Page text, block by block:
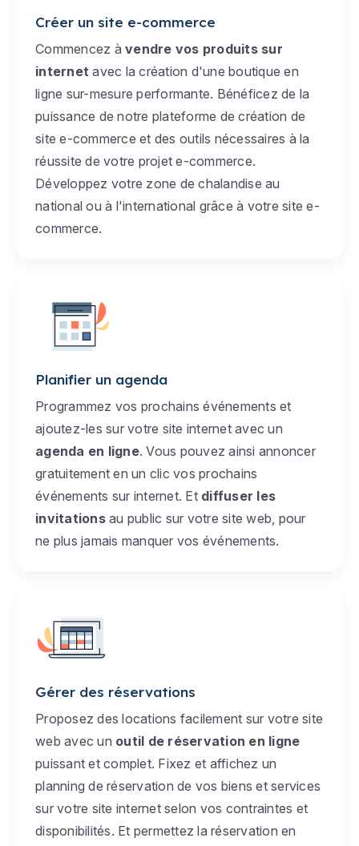
Créer un site e-commerce
Commencez à vendre vos produits sur
internet avec la création d'une boutique en
ligne sur-mesure performante. Bénéficez de la
puissance de notre plateforme de création de
site e-commerce et des outils nécessaires à la
réussite de votre projet e-commerce.
Développez votre zone de chalandise au
national ou à l'international grâce à votre site e-
commerce.
Planifier un agenda
Programmez vos prochains événements et
ajoutez-les sur votre site internet avec un
agenda en ligne. Vous pouvez ainsi annoncer
gratuitement en un clic vos prochains
événements sur internet. Et diffuser les
invitationsau public sur votre site web, pour
ne plus jamais manquer vos événements.
Gérer des réservations
Proposez des locations facilement sur votre site
web avec un outil de réservation en ligne
puissant et complet. Fixez et affichez un
planning de réservation de vos biens et services
sur votre site internet selon vos contraintes et
disponibilités. Et permettez la réservation en